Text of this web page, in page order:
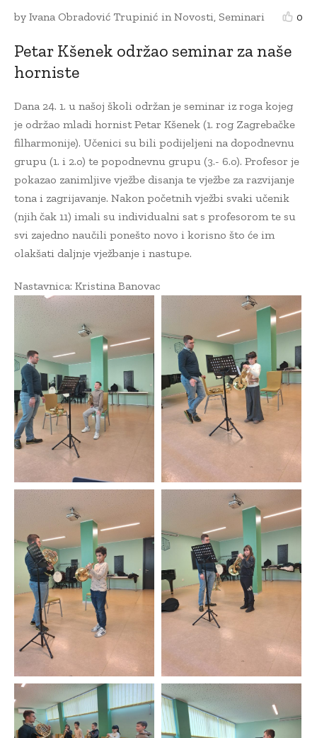
0
by Ivana Obradović Trupinić inNovosti, Seminari
Petar Kšenek održao seminar za naše
horniste
Dana 24. 1. u našoj školi održan je seminar iz roga kojeg
je održao mladi hornist Petar Kšenek (1. rog Zagrebačke
filharmonije). Učenici su bili podijeljeni na dopodnevnu
grupu (1. i 2.o) te popodnevnu grupu (3.- 6.o). Profesor je
pokazao zanimljive vježbe disanja te vježbe za razvijanje
tona i zagrijavanje. Nakon početnih vježbi svaki učenik
(njih čak 11) imali su individualni sat s profesorom te su
svi zajedno naučili ponešto novo i korisno što će im
olakšati daljnje vježbanje i nastupe.
Nastavnica: Kristina Banovac